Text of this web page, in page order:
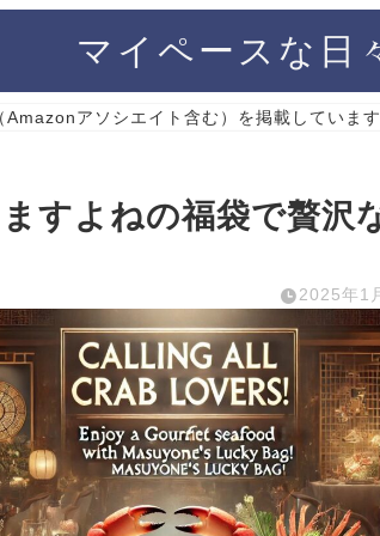
マイペースな日
アソシエイト含む）を掲載しています
すよねの福袋で贅沢
2025年1